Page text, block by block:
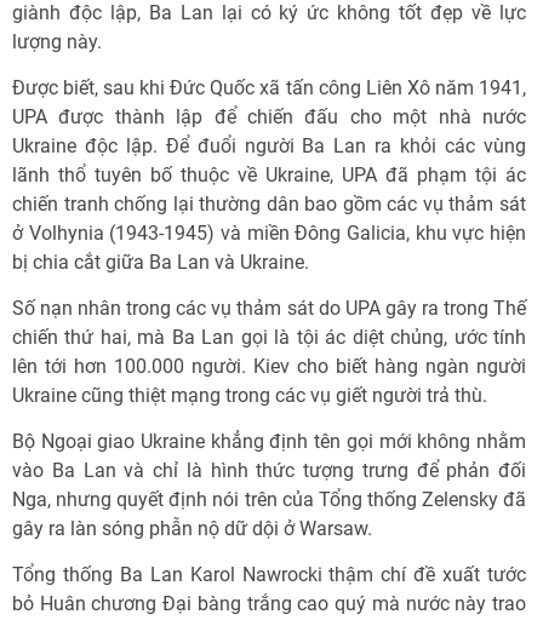
giành độc lập, Ba Lan lại có ký ức không tốt đẹp về lực
lượng này.
Được biết, sau khi Đức Quốc xã tấn công Liên Xô năm 1941,
UPA được thành lập để chiến đấu cho một nhà nước
Ukraine độc lập. Để đuổi người Ba Lan ra khỏi các vùng
lãnh thổ tuyên bố thuộc về Ukraine, UPA đã phạm tội ác
chiến tranh chống lại thường dân bao gồm các vụ thảm sát
ở Volhynia (1943-1945) và miền Đông Galicia, khu vực hiện
bị chia cắt giữa Ba Lan và Ukraine.
Số nạn nhân trong các vụ thảm sát do UPA gây ra trong Thế
chiến thứ hai, mà Ba Lan gọi là tội ác diệt chủng, ước tính
lên tới hơn 100.000 người. Kiev cho biết hàng ngàn người
Ukraine cũng thiệt mạng trong các vụ giết người trả thù.
Bộ Ngoại giao Ukraine khẳng định tên gọi mới không nhằm
vào Ba Lan và chỉ là hình thức tượng trưng để phản đối
Nga, nhưng quyết định nói trên của Tổng thống Zelensky đã
gây ra làn sóng phẫn nộ dữ dội ở Warsaw.
Tổng thống Ba Lan Karol Nawrocki thậm chí đề xuất tước
bỏ Huân chương Đại bàng trắng cao quý mà nước này trao